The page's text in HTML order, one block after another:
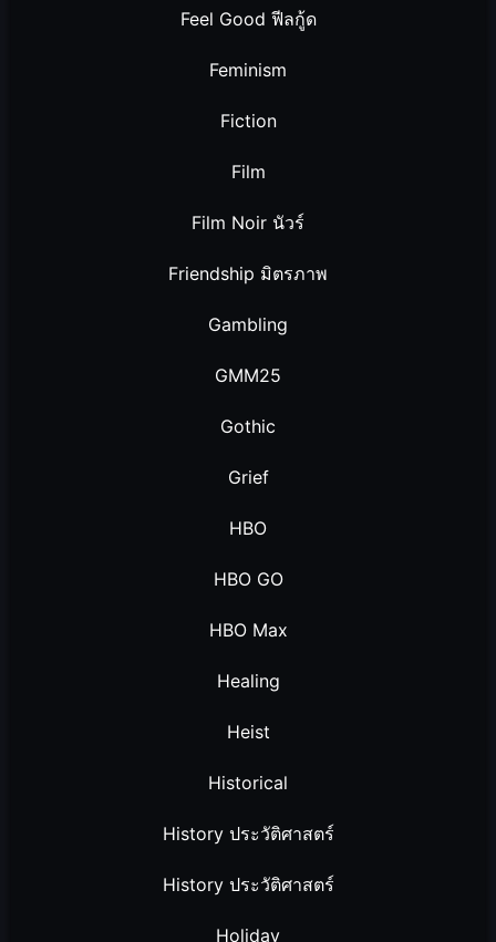
Feel Good ฟีลกู้ด
Feminism
Fiction
Film
Film Noir นัวร์
Friendship มิตรภาพ
Gambling
GMM25
Gothic
Grief
HBO
HBO GO
HBO Max
Healing
Heist
Historical
History ประวัติศาสตร์
History ประวัติศาสตร์
Holiday